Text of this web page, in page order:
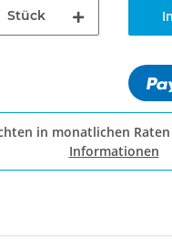
Stück
in monatlichen Raten
Informationen